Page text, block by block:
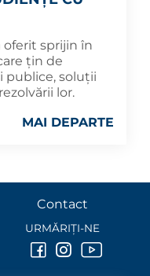
sprijin în
țin de
soluții
lor.
MAI DEPARTE
Contact
URMĂRIȚI-NE